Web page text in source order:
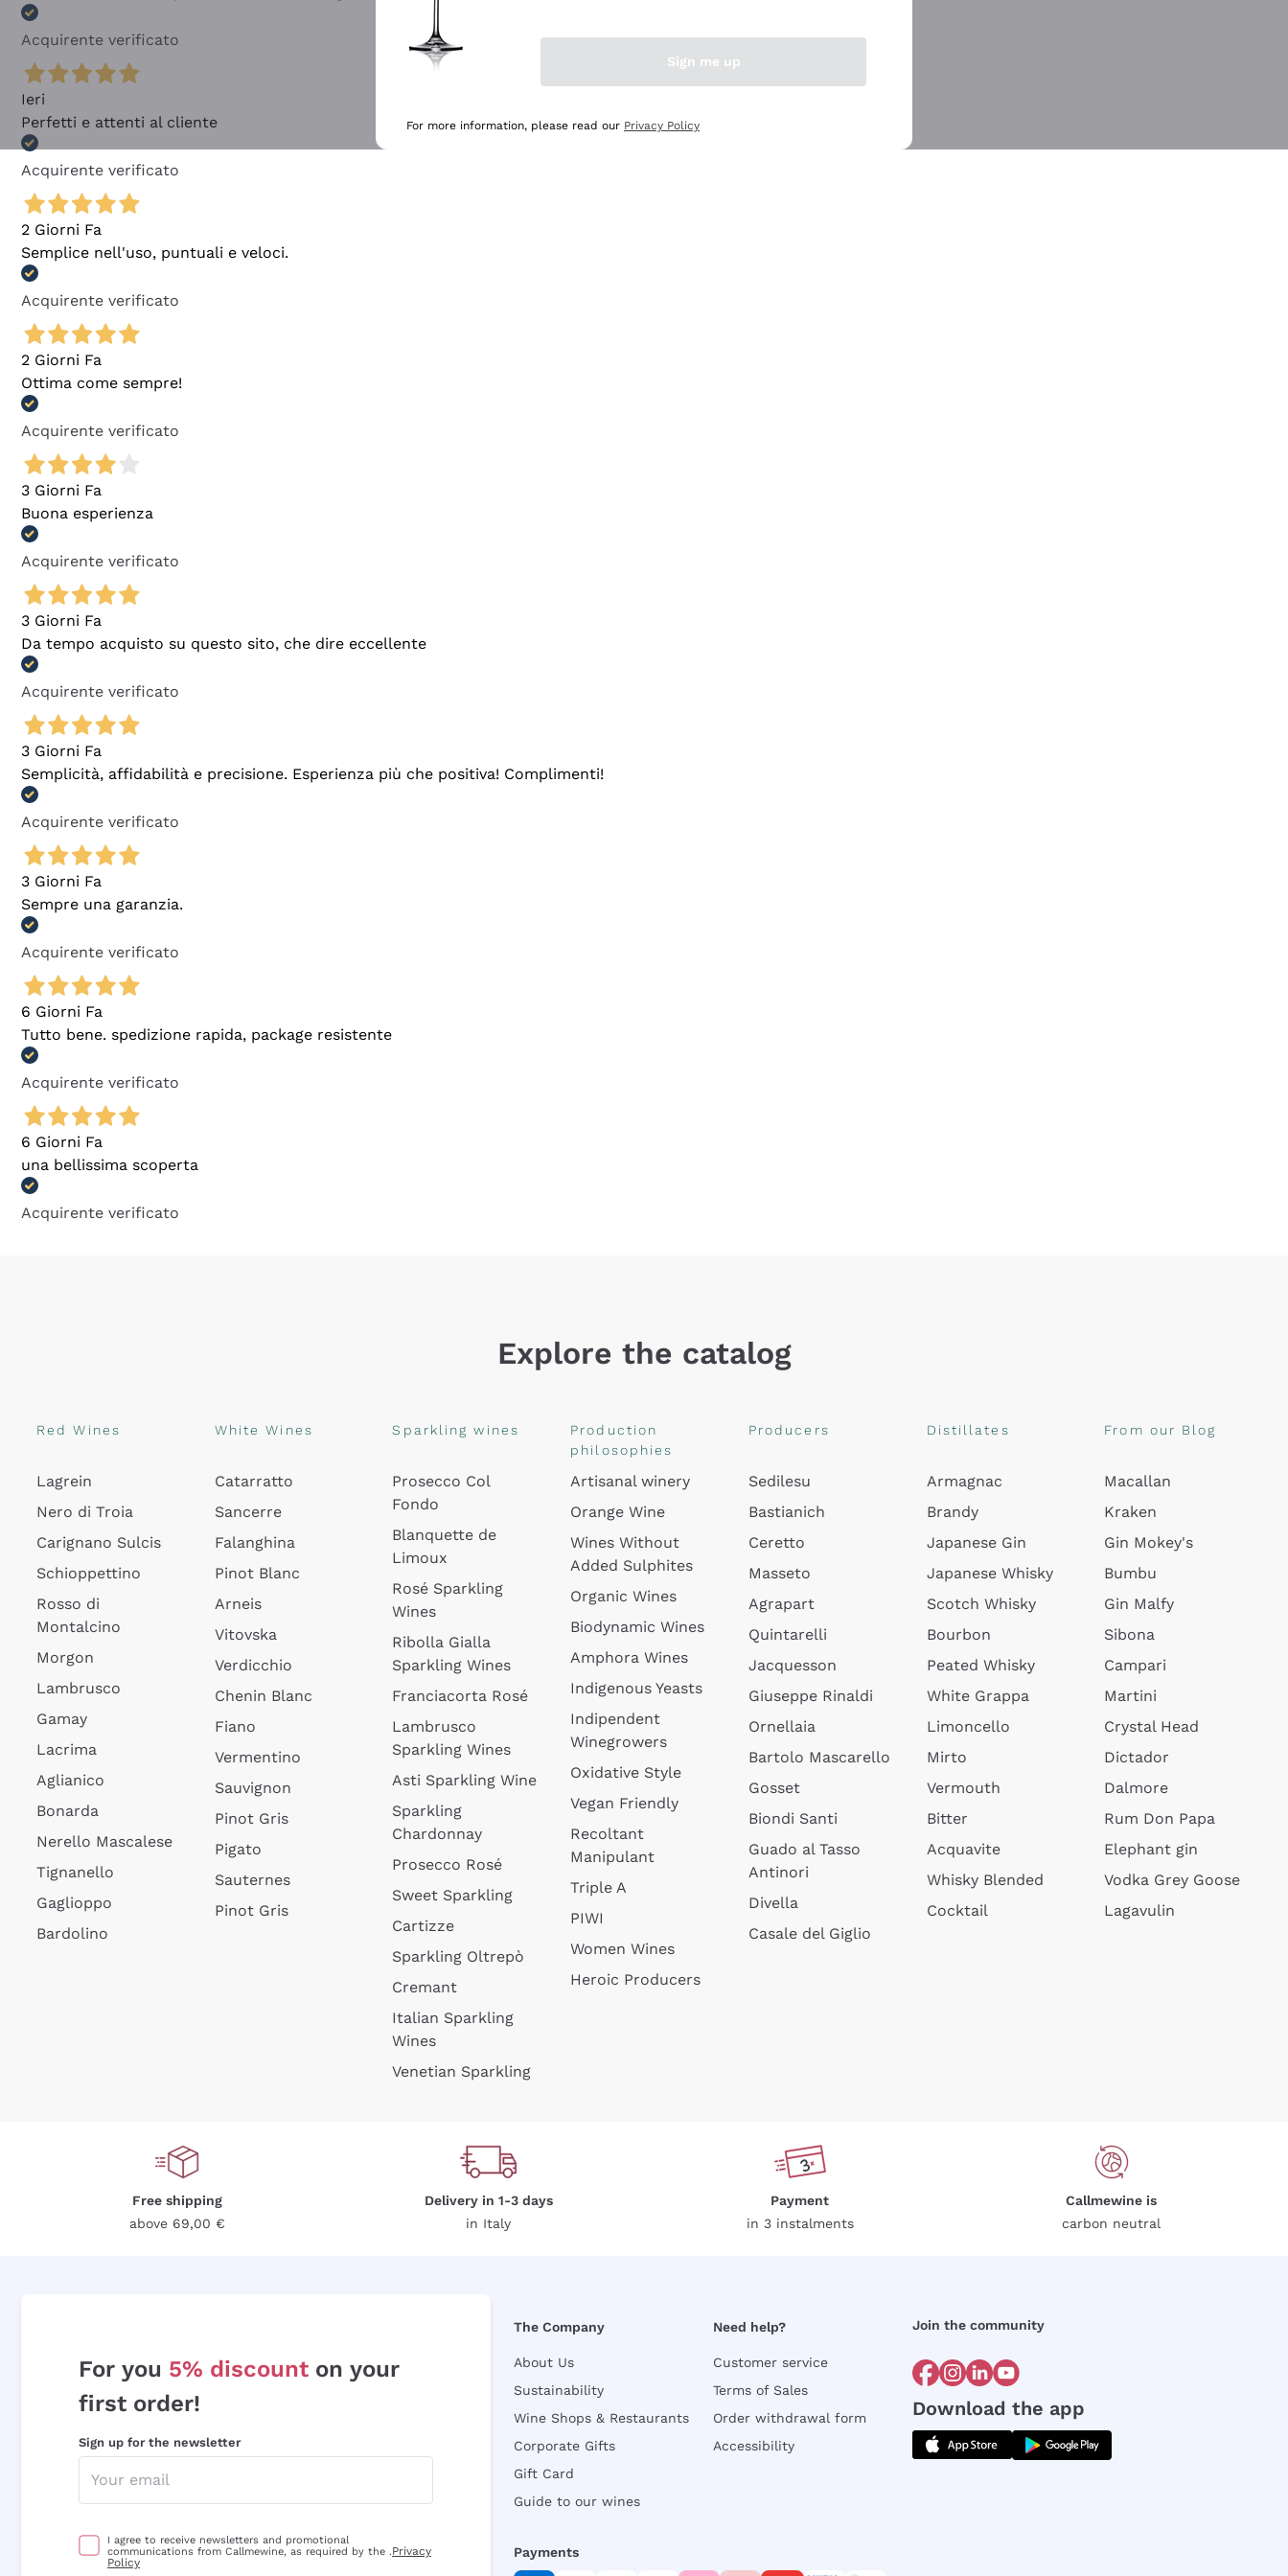
Acquirente verificato
Ieri
Perfetti e attenti al cliente
Acquirente verificato
2 Giorni Fa
Semplice nell'uso, puntuali e veloci.
Acquirente verificato
2 Giorni Fa
Ottima come sempre!
Acquirente verificato
3 Giorni Fa
Buona esperienza
Acquirente verificato
3 Giorni Fa
Da tempo acquisto su questo sito, che dire eccellente
Acquirente verificato
3 Giorni Fa
Semplicità, affidabilità e precisione. Esperienza più che positiva! Complimenti!
Acquirente verificato
3 Giorni Fa
Sempre una garanzia.
Acquirente verificato
6 Giorni Fa
Tutto bene. spedizione rapida, package resistente
Acquirente verificato
6 Giorni Fa
una bellissima scoperta
Acquirente verificato
Explore the catalog
Red Wines
Lagrein
Nero di Troia
Carignano Sulcis
Schioppettino
Rosso di
Montalcino
Morgon
Lambrusco
Gamay
Lacrima
Aglianico
Bonarda
Nerello Mascalese
Tignanello
Gaglioppo
Bardolino
White Wines
Catarratto
Sancerre
Falanghina
Pinot Blanc
Arneis
Vitovska
Verdicchio
Chenin Blanc
Fiano
Vermentino
Sauvignon
Pinot Gris
Pigato
Sauternes
Pinot Gris
Sparkling wines
Prosecco Col
Fondo
Blanquette de
Limoux
Rosé Sparkling
Wines
Ribolla Gialla
Sparkling Wines
Franciacorta Rosé
Lambrusco
Sparkling Wines
Asti Sparkling Wine
Sparkling
Chardonnay
Prosecco Rosé
Sweet Sparkling
Cartizze
Sparkling Oltrepò
Cremant
Italian Sparkling
Wines
Venetian Sparkling
Production
philosophies
Artisanal winery
Orange Wine
Wines Without
Added Sulphites
Organic Wines
Biodynamic Wines
Amphora Wines
Indigenous Yeasts
Indipendent
Winegrowers
Oxidative Style
Vegan Friendly
Recoltant
Manipulant
Triple A
PIWI
Women Wines
Heroic Producers
Producers
Sedilesu
Bastianich
Ceretto
Masseto
Agrapart
Quintarelli
Jacquesson
Giuseppe Rinaldi
Ornellaia
Bartolo Mascarello
Gosset
Biondi Santi
Guado al Tasso
Antinori
Divella
Casale del Giglio
Distillates
Armagnac
Brandy
Japanese Gin
Japanese Whisky
Scotch Whisky
Bourbon
Peated Whisky
White Grappa
Limoncello
Mirto
Vermouth
Bitter
Acquavite
Whisky Blended
Cocktail
From our Blog
Macallan
Kraken
Gin Mokey's
Bumbu
Gin Malfy
Sibona
Campari
Martini
Crystal Head
Dictador
Dalmore
Rum Don Papa
Elephant gin
Vodka Grey Goose
Lagavulin
Free shipping
above 69,00 €
Delivery in 1-3 days
in Italy
Payment
in 3 instalments
Callmewine is
carbon neutral
For you 5% discount on your
first order!
Sign up for the newsletter
I agree to receive newsletters and promotional
communications from Callmewine, as required by the .Privacy
Policy
The Company
About Us
Sustainability
Wine Shops & Restaurants
Corporate Gifts
Gift Card
Guide to our wines
Need help?
Customer service
Terms of Sales
Order withdrawal form
Accessibility
Join the community
Download the app
Payments
Sign me up
For more information, please read our Privacy Policy